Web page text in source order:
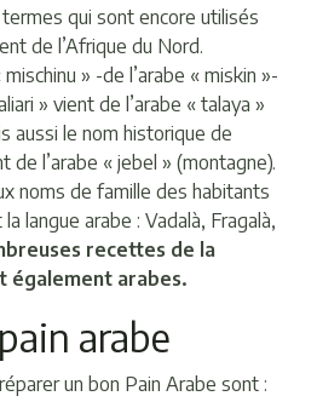
qui sont encore utilisés
de l’Afrique du Nord.
» -de l’arabe « miskin »-
» vient de l’arabe « talaya »
aussi le nom historique de
de l’arabe « jebel » (montagne).
noms de famille des habitants
langue arabe : Vadalà, Fragalà,
recettes de la
également arabes.
arabe
un bon Pain Arabe sont :